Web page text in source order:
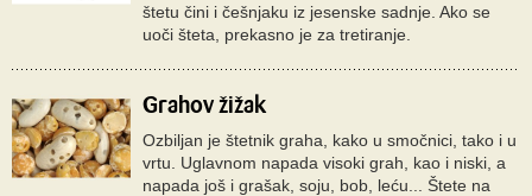
štetu čini i češnjaku iz jesenske sadnje. Ako se
uoči šteta, prekasno je za tretiranje.
Grahov žižak
Ozbiljan je štetnik graha, kako u smočnici, tako i u
vrtu. Uglavnom napada visoki grah, kao i niski, a
napada još i grašak, soju, bob, leću... Štete na